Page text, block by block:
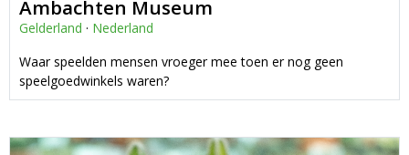
Ambachten Museum
Gelderland · Nederland
Waar speelden mensen vroeger mee toen er nog geen
speelgoedwinkels waren?